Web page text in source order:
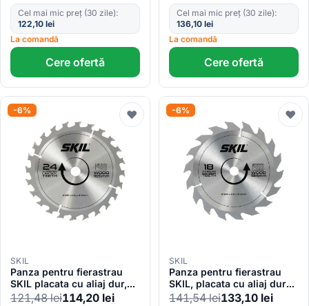
Cel mai mic preț (30 zile):
122,10 lei
La comandă
Cere ofertă
Cel mai mic preț (30 zile):
136,10 lei
La comandă
Cere ofertă
-6% ♥
SKIL
Panza pentru fierastrau
SKIL placata cu aliaj dur,
165 mm, 24 dinti
121,48lei114,20 lei
-6% ♥
SKIL
Panza pentru fierastrau
SKIL, placata cu aliaj dur
184 x 2.2 x 16 mm, 18 dinti
141,54lei133,10 lei